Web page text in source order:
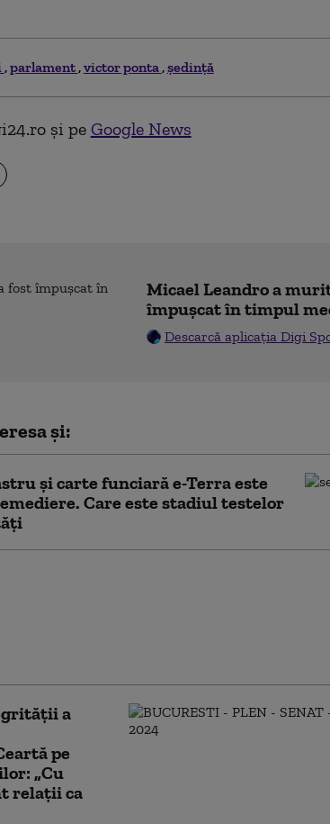
parlament victor ponta şedinţă
și pe Google News
Micael Leandro a
împușcat în timpul
Descarcă aplicația Digi
și:
şi carte funciară e-Terra este
Care este stadiul testelor
a
pe
„Cu
relații ca